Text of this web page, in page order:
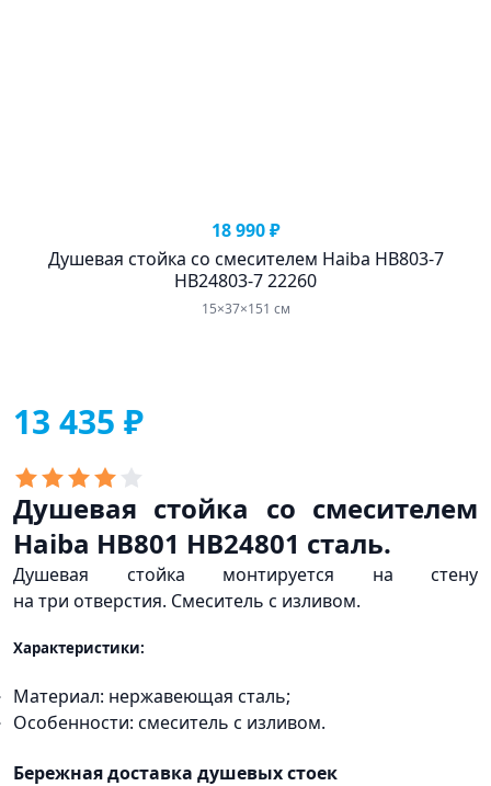
18 990 ₽
Душевая стойка со смесителем Haiba HB803-7
HB24803-7 22260
15×37×151 см
13 435 ₽
Душевая стойка со смесителем
Haiba HB801 HB24801 сталь.
Душевая стойка монтируется на стену
на три отверстия. Смеситель с изливом.
Характеристики:
Материал: нержавеющая сталь;
Особенности: смеситель с изливом.
Бережная доставка душевых стоек